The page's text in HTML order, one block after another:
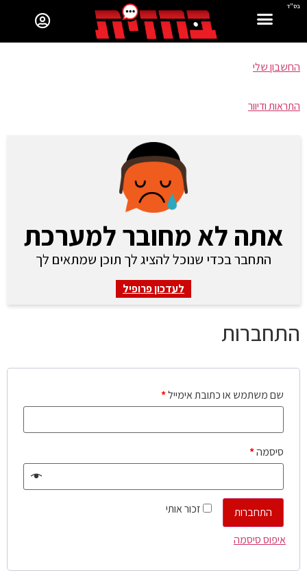
בס"ד
החשבון שלי
התראות ודיוור
אתה לא מחובר למערכת
התחבר בכדי שנוכל להציג לך תוכן שמתאים לך
לעדכון פרופיל
התחברות
שם משתמש או כתובת אימייל*
סיסמה*
זכור אותי
התחברות
איפוס סיסמה